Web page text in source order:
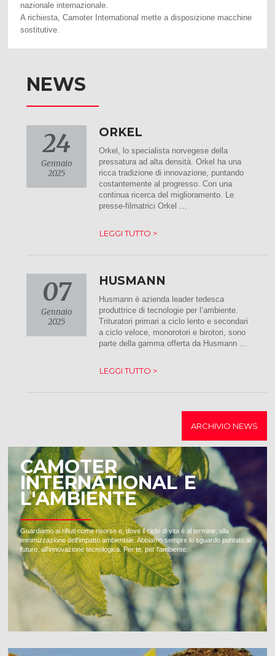
nazionale internazionale.
A richiesta, Camoter International mette a disposizione macchine
sostitutive.
NEWS
24
Gennaio
2025
ORKEL
Orkel, lo specialista norvegese della
pressatura ad alta densità. Orkel ha una
ricca tradizione di innovazione, puntando
costantemente al progresso. Con una
continua ricerca del miglioramento. Le
presse-filmatrici Orkel …
LEGGI TUTTO >
07
Gennaio
2025
HUSMANN
Husmann è azienda leader tedesca
produttrice di tecnologie per l’ambiente.
Trituratori primari a ciclo lento e secondari
a ciclo veloce, monorotori e birotori, sono
parte della gamma offerta da Husmann …
LEGGI TUTTO >
ARCHIVIO NEWS
CAMOTER
INTERNATIONAL E
L'AMBIENTE
Guardiamo ai rifiuti come risorse e, dove il ciclo di vita è al termine, alla
minimizzazione dell'impatto ambientale. Abbiamo sempre lo sguardo puntato al
futuro, all'innovazione tecnologica. Per te, per l'ambiente.